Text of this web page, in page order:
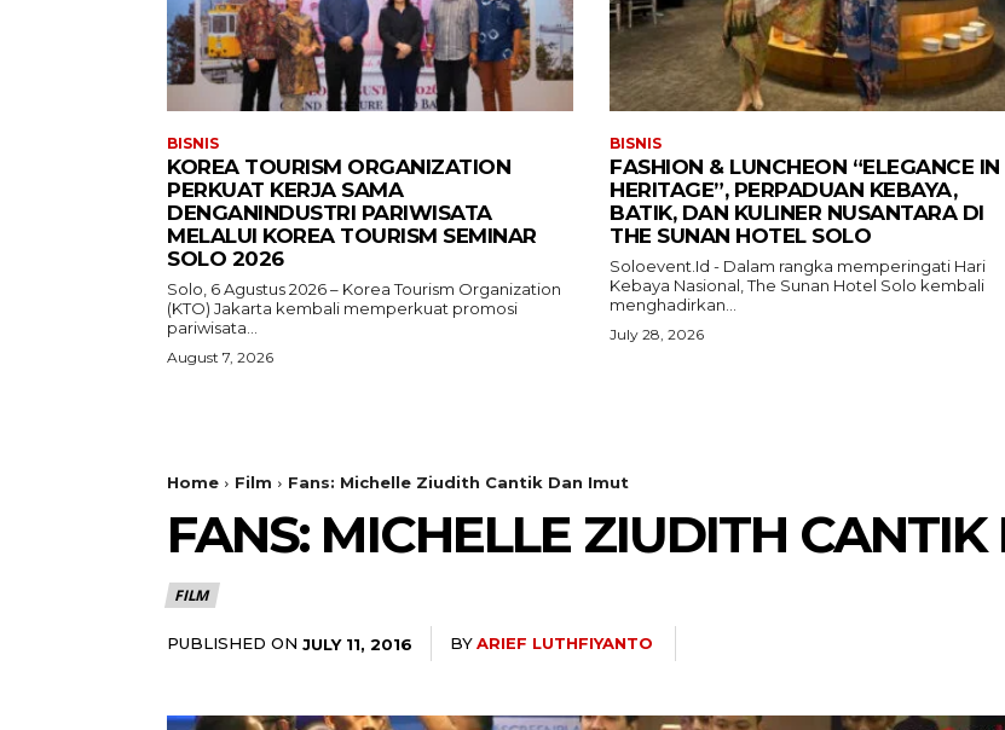
BISNIS
KOREA TOURISM ORGANIZATION
PERKUAT KERJA SAMA
DENGANINDUSTRI PARIWISATA
MELALUI KOREA TOURISM SEMINAR
SOLO 2026
Solo, 6 Agustus 2026 – Korea Tourism Organization
(KTO) Jakarta kembali memperkuat promosi
pariwisata...
August 7, 2026
BISNIS
FASHION & LUNCHEON “ELEGANCE IN
HERITAGE”, PERPADUAN KEBAYA,
BATIK, DAN KULINER NUSANTARA DI
THE SUNAN HOTEL SOLO
Soloevent.Id - Dalam rangka memperingati Hari
Kebaya Nasional, The Sunan Hotel Solo kembali
menghadirkan...
July 28, 2026